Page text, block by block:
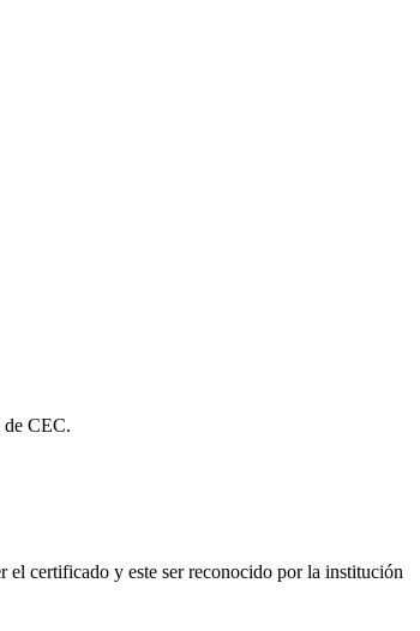
de CEC.
certificado y este ser reconocido por la institución